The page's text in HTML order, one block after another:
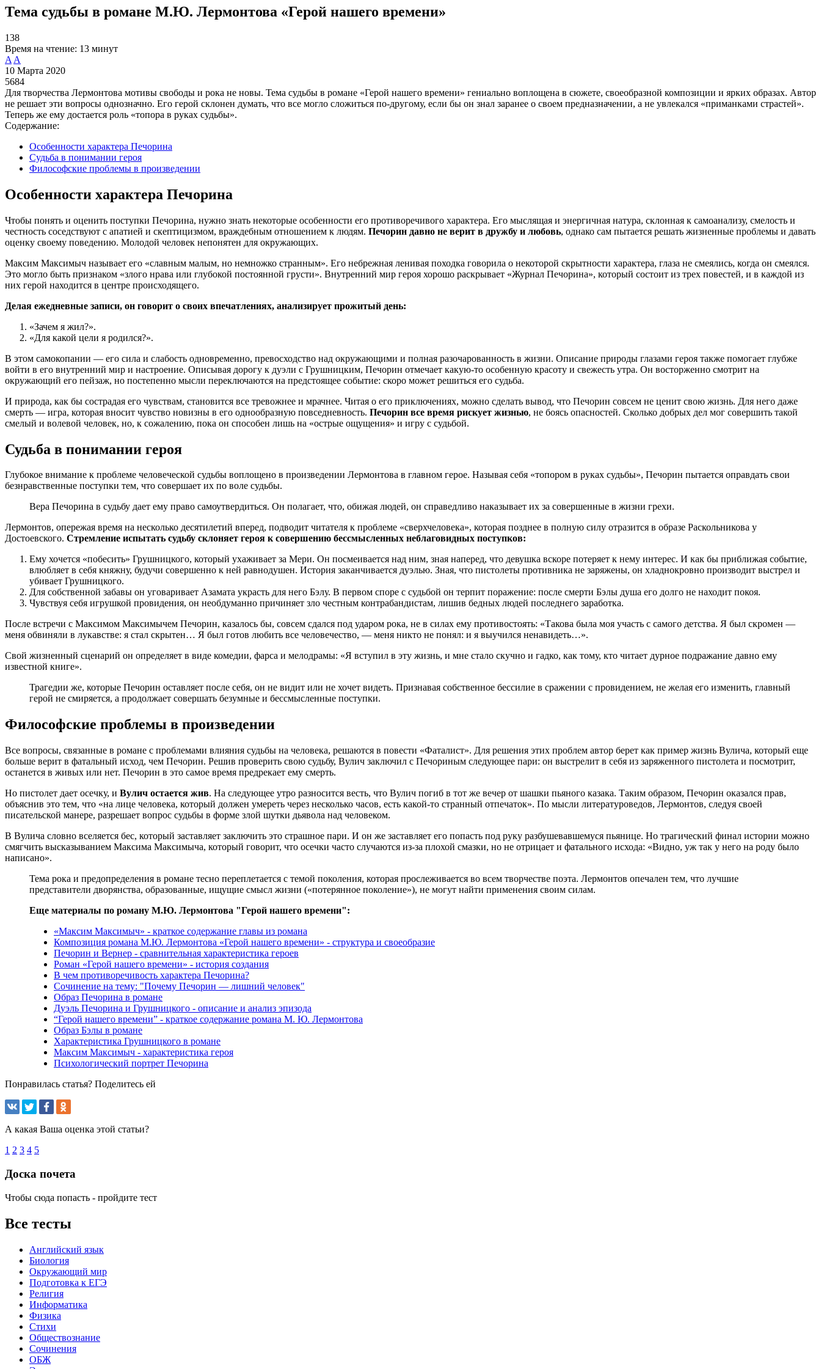
Тема судьбы в романе М.Ю. Лермонтова «Герой нашего времени»
138
Время на чтение: 13 минут
A A
10 Марта 2020
5684
Для творчества Лермонтова мотивы свободы и рока не новы. Тема судьбы в романе «Герой нашего времени» гениально воплощена в сюжете, своеобразной композиции и ярких образах. Автор
не решает эти вопросы однозначно. Его герой склонен думать, что все могло сложиться по-другому, если бы он знал заранее о своем предназначении, а не увлекался «приманками страстей».
Теперь же ему достается роль «топора в руках судьбы».
Содержание:
Особенности характера Печорина
Судьба в понимании героя
Философские проблемы в произведении
Особенности характера Печорина
Чтобы понять и оценить поступки Печорина, нужно знать некоторые особенности его противоречивого характера. Его мыслящая и энергичная натура, склонная к самоанализу, смелость и
честность соседствуют с апатией и скептицизмом, враждебным отношением к людям. Печорин давно не верит в дружбу и любовь, однако сам пытается решать жизненные проблемы и давать
оценку своему поведению. Молодой человек непонятен для окружающих.
Максим Максимыч называет его «славным малым, но немножко странным». Его небрежная ленивая походка говорила о некоторой скрытности характера, глаза не смеялись, когда он смеялся.
Это могло быть признаком «злого нрава или глубокой постоянной грусти». Внутренний мир героя хорошо раскрывает «Журнал Печорина», который состоит из трех повестей, и в каждой из
них герой находится в центре происходящего.
Делая ежедневные записи, он говорит о своих впечатлениях, анализирует прожитый день:
«Зачем я жил?».
«Для какой цели я родился?».
В этом самокопании — его сила и слабость одновременно, превосходство над окружающими и полная разочарованность в жизни. Описание природы глазами героя также помогает глубже
войти в его внутренний мир и настроение. Описывая дорогу к дуэли с Грушницким, Печорин отмечает какую-то особенную красоту и свежесть утра. Он восторженно смотрит на
окружающий его пейзаж, но постепенно мысли переключаются на предстоящее событие: скоро может решиться его судьба.
И природа, как бы сострадая его чувствам, становится все тревожнее и мрачнее. Читая о его приключениях, можно сделать вывод, что Печорин совсем не ценит свою жизнь. Для него даже
смерть — игра, которая вносит чувство новизны в его однообразную повседневность. Печорин все время рискует жизнью, не боясь опасностей. Сколько добрых дел мог совершить такой
смелый и волевой человек, но, к сожалению, пока он способен лишь на «острые ощущения» и игру с судьбой.
Судьба в понимании героя
Глубокое внимание к проблеме человеческой судьбы воплощено в произведении Лермонтова в главном герое. Называя себя «топором в руках судьбы», Печорин пытается оправдать свои
безнравственные поступки тем, что совершает их по воле судьбы.
Вера Печорина в судьбу дает ему право самоутвердиться. Он полагает, что, обижая людей, он справедливо наказывает их за совершенные в жизни грехи.
Лермонтов, опережая время на несколько десятилетий вперед, подводит читателя к проблеме «сверхчеловека», которая позднее в полную силу отразится в образе Раскольникова у
Достоевского. Стремление испытать судьбу склоняет героя к совершению бессмысленных неблаговидных поступков:
Ему хочется «побесить» Грушницкого, который ухаживает за Мери. Он посмеивается над ним, зная наперед, что девушка вскоре потеряет к нему интерес. И как бы приближая событие,
влюбляет в себя княжну, будучи совершенно к ней равнодушен. История заканчивается дуэлью. Зная, что пистолеты противника не заряжены, он хладнокровно производит выстрел и
убивает Грушницкого.
Для собственной забавы он уговаривает Азамата украсть для него Бэлу. В первом споре с судьбой он терпит поражение: после смерти Бэлы душа его долго не находит покоя.
Чувствуя себя игрушкой провидения, он необдуманно причиняет зло честным контрабандистам, лишив бедных людей последнего заработка.
После встречи с Максимом Максимычем Печорин, казалось бы, совсем сдался под ударом рока, не в силах ему противостоять: «Такова была моя участь с самого детства. Я был скромен —
меня обвиняли в лукавстве: я стал скрытен… Я был готов любить все человечество, — меня никто не понял: и я выучился ненавидеть…».
Свой жизненный сценарий он определяет в виде комедии, фарса и мелодрамы: «Я вступил в эту жизнь, и мне стало скучно и гадко, как тому, кто читает дурное подражание давно ему
известной книге».
Трагедии же, которые Печорин оставляет после себя, он не видит или не хочет видеть. Признавая собственное бессилие в сражении с провидением, не желая его изменить, главный
герой не смиряется, а продолжает совершать безумные и бессмысленные поступки.
Философские проблемы в произведении
Все вопросы, связанные в романе с проблемами влияния судьбы на человека, решаются в повести «Фаталист». Для решения этих проблем автор берет как пример жизнь Вулича, который еще
больше верит в фатальный исход, чем Печорин. Решив проверить свою судьбу, Вулич заключил с Печориным следующее пари: он выстрелит в себя из заряженного пистолета и посмотрит,
останется в живых или нет. Печорин в это самое время предрекает ему смерть.
Но пистолет дает осечку, и Вулич остается жив. На следующее утро разносится весть, что Вулич погиб в тот же вечер от шашки пьяного казака. Таким образом, Печорин оказался прав,
объяснив это тем, что «на лице человека, который должен умереть через несколько часов, есть какой-то странный отпечаток». По мысли литературоведов, Лермонтов, следуя своей
писательской манере, разрешает вопрос судьбы в форме злой шутки дьявола над человеком.
В Вулича словно вселяется бес, который заставляет заключить это страшное пари. И он же заставляет его попасть под руку разбушевавшемуся пьянице. Но трагический финал истории можно
смягчить высказыванием Максима Максимыча, который говорит, что осечки часто случаются из-за плохой смазки, но не отрицает и фатального исхода: «Видно, уж так у него на роду было
написано».
Тема рока и предопределения в романе тесно переплетается с темой поколения, которая прослеживается во всем творчестве поэта. Лермонтов опечален тем, что лучшие
представители дворянства, образованные, ищущие смысл жизни («потерянное поколение»), не могут найти применения своим силам.
Еще материалы по роману М.Ю. Лермонтова "Герой нашего времени":
«Максим Максимыч» - краткое содержание главы из романа
Композиция романа М.Ю. Лермонтова «Герой нашего времени» - структура и своеобразие
Печорин и Вернер - сравнительная характеристика героев
Роман «Герой нашего времени» - история создания
В чем противоречивость характера Печорина?
Сочинение на тему: "Почему Печорин — лишний человек"
Образ Печорина в романе
Дуэль Печорина и Грушницкого - описание и анализ эпизода
“Герой нашего времени” - краткое содержание романа М. Ю. Лермонтова
Образ Бэлы в романе
Характеристика Грушницкого в романе
Максим Максимыч - характеристика героя
Психологический портрет Печорина
Понравилась статья? Поделитесь ей
А какая Ваша оценка этой статьи?
1 2 3 4 5
Доска почета
Чтобы сюда попасть - пройдите тест
Все тесты
Английский язык
Биология
Окружающий мир
Подготовка к ЕГЭ
Религия
Информатика
Физика
Стихи
Обществознание
Сочинения
ОБЖ